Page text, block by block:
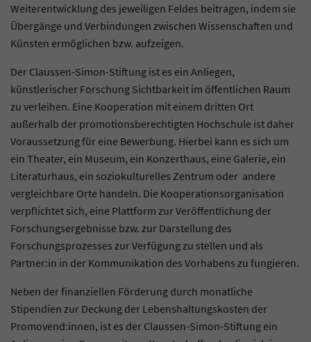
Weiterentwicklung des jeweiligen Feldes beitragen, indem sie
Übergänge und Verbindungen zwischen Wissenschaften und
Künsten ermöglichen bzw. aufzeigen.
Der Claussen-Simon-Stiftung ist es ein Anliegen,
künstlerischer Forschung Sichtbarkeit im öffentlichen Raum
zu verleihen. Eine Kooperation mit einem dritten Ort
außerhalb der promotionsberechtigten Hochschule ist daher
Voraussetzung für eine Bewerbung. Hierbei kann es sich um
ein Theater, ein Museum, ein Konzerthaus, eine Galerie, ein
Literaturhaus, ein soziokulturelles Zentrum oder andere
vergleichbare Orte handeln. Die Kooperationsorganisation
verpflichtet sich, eine Plattform zur Veröffentlichung der
Forschungsergebnisse bzw. zur Darstellung des
Forschungsprozesses zur Verfügung zu stellen und als
Partner:in in der Kommunikation des Vorhabens zu fungieren.
Neben der finanziellen Förderung durch monatliche
Stipendien zur Deckung der Lebenshaltungskosten der
Promovend:innen, ist es der Claussen-Simon-Stiftung ein